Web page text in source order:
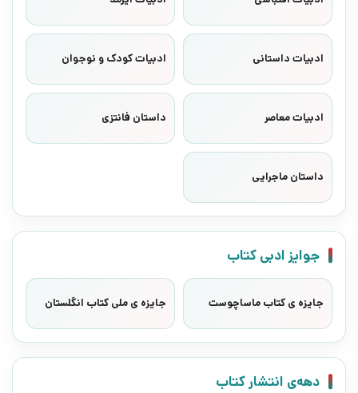
ادبیات داستانی ادبیات کودک و نوجوان
ادبیات معاصر داستان فانتزی
داستان ماجرایی
جوایز ادبی کتاب
جایزه ی کتاب ماساچوست جایزه ی ملی کتاب انگلستان
دهه‌ی انتشار کتاب